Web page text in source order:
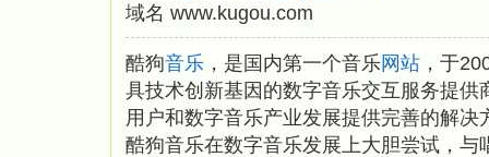
域名 www.kugou.com
酷狗音乐 ，是国内第一个音乐网站 ，于
具技术创新基因的数字音乐交互服务提供
用户和数字音乐产业发展提供完善的解决
酷狗音乐在数字音乐发展上大胆尝试，与